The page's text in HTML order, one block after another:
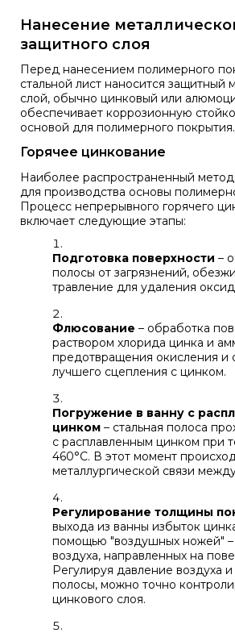
Нанесение
защитного слоя
Перед нанесением полимерного
стальной лист наносится защитный
слой, обычно цинковый или
обеспечивает коррозионную
основой для полимерного покрытия.
Горячее цинкование
Наиболее распространенный
для производства основы
Процесс непрерывного горячего
включает следующие этапы:
Подготовка поверхности –
полосы от загрязнений,
травление для удаления
Флюсование – обработка
раствором хлорида цинка и
предотвращения окисления и
лучшего сцепления с цинком.
Погружение в ванну с
цинком – стальная полоса
с расплавленным цинком при
460°C. В этот момент
металлургической связи
Регулирование толщины
выхода из ванны избыток
помощью "воздушных ножей" –
воздуха, направленных на
Регулируя давление воздуха
полосы, можно точно
цинкового слоя.